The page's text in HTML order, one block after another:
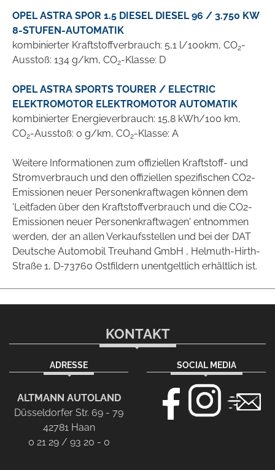
OPEL ASTRA SPOR 1.5 DIESEL DIESEL 96 / 3.750 KW
8-STUFEN-AUTOMATIK
kombinierter Kraftstoffverbrauch: 5,1 l/100km, CO2-
Ausstoß: 134 g/km, CO2-Klasse: D
OPEL ASTRA SPORTS TOURER / ELECTRIC
ELEKTROMOTOR ELEKTROMOTOR AUTOMATIK
kombinierter Energieverbrauch: 15,8 kWh/100 km,
CO2-Ausstoß: 0 g/km, CO2-Klasse: A
Weitere Informationen zum offiziellen Kraftstoff- und
Stromverbrauch und den offiziellen spezifischen CO2-
Emissionen neuer Personenkraftwagen können dem
'Leitfaden über den Kraftstoffverbrauch und die CO2-
Emissionen neuer Personenkraftwagen' entnommen
werden, der an allen Verkaufsstellen und bei der DAT
Deutsche Automobil Treuhand GmbH , Helmuth-Hirth-
Straße 1, D-73760 Ostfildern unentgeltlich erhältlich ist.
KONTAKT
ADRESSE
ALTMANN AUTOLAND
Düsseldorfer Str. 69 - 79
42781 Haan
0 21 29 / 93 20 - 0
SOCIAL MEDIA